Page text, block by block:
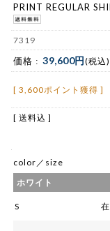
PRINT REGULAR
7319
価格 : 39,600円(税込)
[ 3,600ポイント獲得 ]
[ 送料込 ]
color／size
ホワイト
S